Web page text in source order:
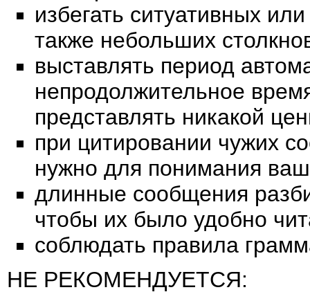
избегать ситуативных
также небольших
выставлять период
непродолжительное
представлять никакой
при цитировании чужих
нужно для понимания
длинные сообщения
чтобы их было удобно
соблюдать правила
НЕ РЕКОМЕНДУЕТСЯ: